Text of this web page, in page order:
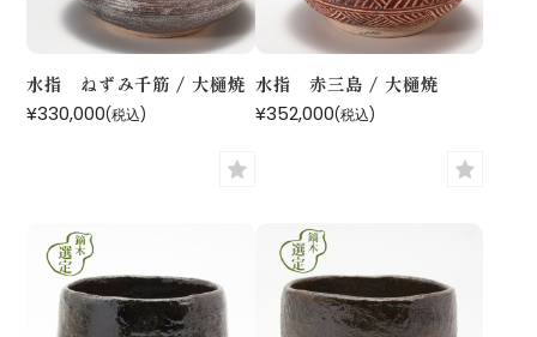
水指 ねずみ千筋 / 大樋焼
¥330,000(税込)
水指 赤三島 / 大樋焼
¥352,000(税込)